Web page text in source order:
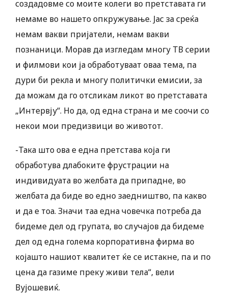
создадовме со моите колеги во претставата ги
немаме во нашето опкружување. Јас за среќа
немам вакви пријатели, немам вакви
познаници. Морав да изгледам многу ТВ серии
и филмови кои ја обработуваат оваа тема, па
дури би рекла и многу политички емисии, за
да можам да го отсликам ликот во претставата
„Интервју“. Но да, од една страна и ме соочи со
некои мои предизвици во животот.
-Така што ова е една претстава која ги
обработува длабоките фрустрации на
индивидуата во желбата да припадне, во
желбата да биде во едно заедништво, па какво
и да е тоа. Значи таа една човечка потреба да
бидеме дел од групата, во случајов да бидеме
дел од една голема корпоративна фирма во
којашто нашиот квалитет ќе се истакне, па и по
цена да газиме преку живи тела“, вели
Вујошевиќ.